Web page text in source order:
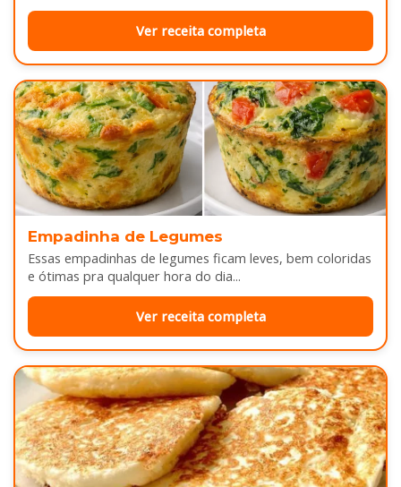
Ver receita completa
Empadinha de Legumes
Essas empadinhas de legumes ficam leves, bem coloridas
e ótimas pra qualquer hora do dia...
Ver receita completa